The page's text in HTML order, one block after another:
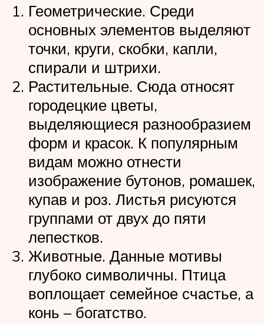
Геометрические. Среди
основных элементов выделяют
точки, круги, скобки, капли,
спирали и штрихи.
Растительные. Сюда относят
городецкие цветы,
выделяющиеся разнообразием
форм и красок. К популярным
видам можно отнести
изображение бутонов, ромашек,
купав и роз. Листья рисуются
группами от двух до пяти
лепестков.
Животные. Данные мотивы
глубоко символичны. Птица
воплощает семейное счастье, а
конь – богатство.